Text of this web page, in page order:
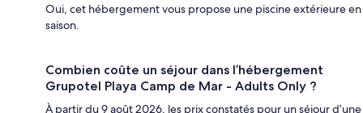
Oui, cet hébergement vous propose une piscine extérieure en
saison.
Combien coûte un séjour dans l’hébergement
Grupotel Playa Camp de Mar - Adults Only ?
À partir du 9 août 2026, les prix constatés pour un séjour d’une